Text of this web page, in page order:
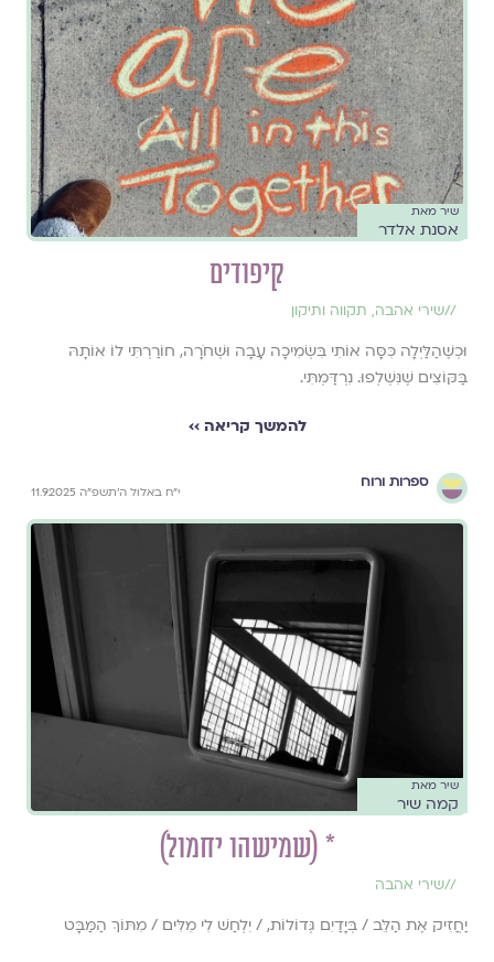
שיר מאת
אסנת אלדר
קיפודים
//שירי אהבה, תקווה ותיקון
וּכְשֶׁהַלַּיְלָה כִּסָּה אוֹתִי בִּשְׂמִיכָה עָבָה וּשְׁחֹרָה, חוֹרַרְתִּי לוֹ אוֹתָהּ
בַּקּוֹצִים שֶׁנִּשְׁלְפוּ. נִרְדַּמְתִּי.
להמשך קריאה ››
ספרות ורוח
י״ח באלול ה׳תשפ״ה 11.9.2025
שיר מאת
קמה שיר
* (שמישהו יחמול)
//שירי אהבה
יַחֲזִיק אֶת הַלֵּב / בְּיָדַיִם גְּדוֹלוֹת, / יִלְחַשׁ לִי מִלִּים / מִתּוֹךְ הַמַּבָּט